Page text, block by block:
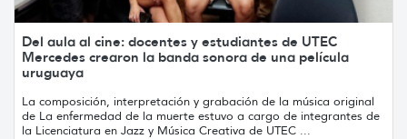
Del aula al cine: docentes y estudiantes de UTEC
Mercedes crearon la banda sonora de una película
uruguaya
La composición, interpretación y grabación de la música original
de La enfermedad de la muerte estuvo a cargo de integrantes de
la Licenciatura en Jazz y Música Creativa de UTEC ...